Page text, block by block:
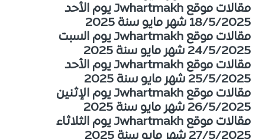
مقالات موقع Jwhartmakh يوم الأحد
18/5/2025 شهر مايو سنة 2025
مقالات موقع Jwhartmakh يوم السبت
24/5/2025 شهر مايو سنة 2025
مقالات موقع Jwhartmakh يوم الأحد
25/5/2025 شهر مايو سنة 2025
مقالات موقع Jwhartmakh يوم الإثنين
26/5/2025 شهر مايو سنة 2025
مقالات موقع Jwhartmakh يوم الثلاثاء